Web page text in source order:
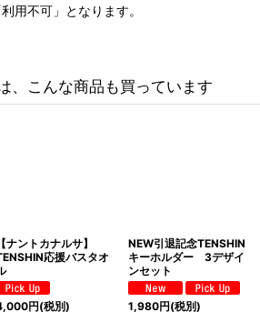
用不可」となります。
、こんな商品も買っています
【ナントカナルサ】
応援バスタオ
円(税別)
NEW引退記念TENSHIN
キーホルダー 3デザイ
ンセット
1,980円(税別)